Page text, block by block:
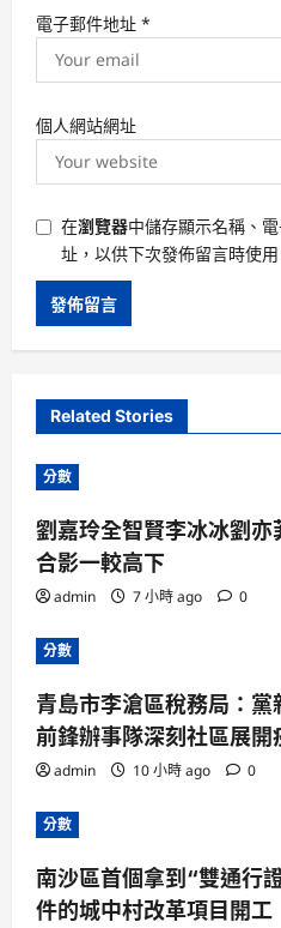
電子郵件地址 *
個人網站網址
在瀏覽器中儲存顯示名稱、
址，以供下次發佈留言時使用
Related Stories
分數
劉嘉玲全智賢李冰冰劉
合影一較高下
admin 7 小時 ago 0
分數
青島市李滄區稅務局：
前鋒辦事隊深刻社區展開
admin 10 小時 ago 0
分數
南沙區首個拿到“雙通行
件的城中村改革項目開工